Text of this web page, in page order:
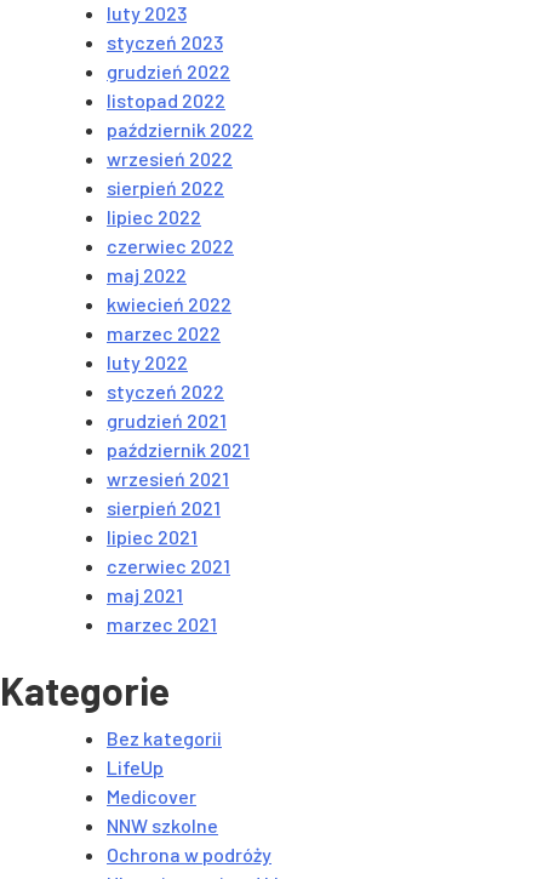
luty 2023
styczeń 2023
grudzień 2022
listopad 2022
październik 2022
wrzesień 2022
sierpień 2022
lipiec 2022
czerwiec 2022
maj 2022
kwiecień 2022
marzec 2022
luty 2022
styczeń 2022
grudzień 2021
październik 2021
wrzesień 2021
sierpień 2021
lipiec 2021
czerwiec 2021
maj 2021
marzec 2021
Kategorie
Bez kategorii
LifeUp
Medicover
NNW szkolne
Ochrona w podróży